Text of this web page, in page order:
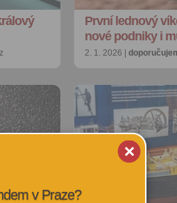
První lednový
nové podniky i
2. 1. 2026 |
v Praze?